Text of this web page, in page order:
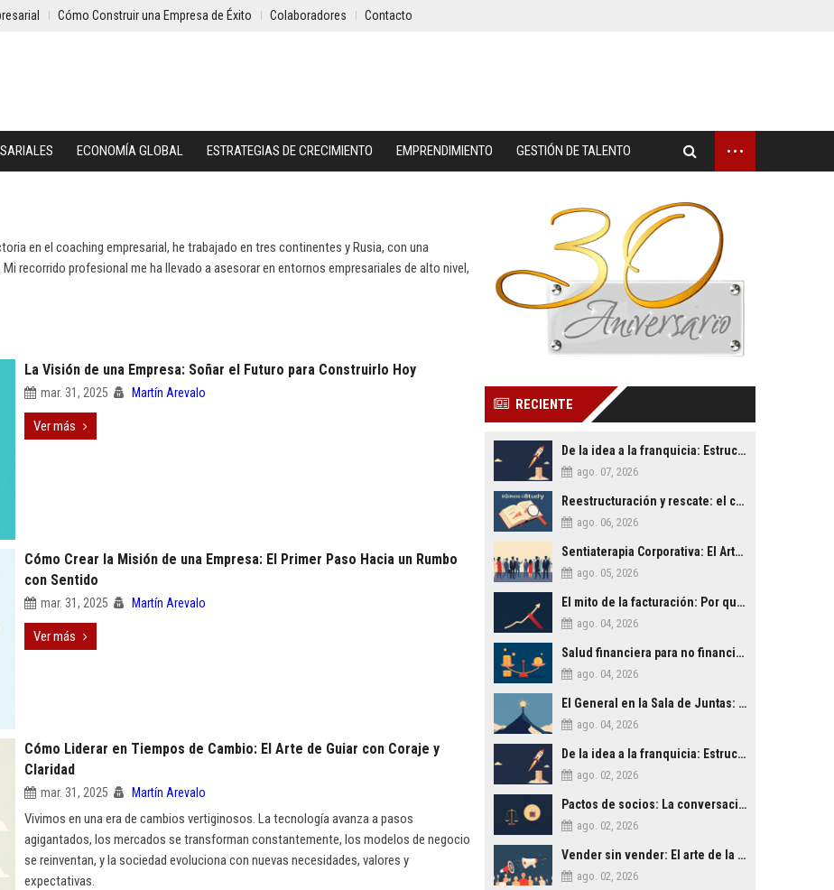
Cómo Construir una Empresa de Éxito Colaboradores Contacto
ECONOMÍA GLOBAL ESTRATEGIAS DE CRECIMIENTO EMPRENDIMIENTO GESTIÓN DE TALENTO ...
en el coaching empresarial, he trabajado en tres continentes y Rusia, con una
recorrido profesional me ha llevado a asesorar en entornos empresariales de alto nivel,
La Visión de una Empresa: Soñar el Futuro para Construirlo Hoy
mar. 31, 2025 Martín Arevalo
Ver más
Cómo Crear la Misión de una Empresa: El Primer Paso Hacia un Rumbo
con Sentido
mar. 31, 2025 Martín Arevalo
Ver más
Cómo Liderar en Tiempos de Cambio: El Arte de Guiar con Coraje y
Claridad
mar. 31, 2025 Martín Arevalo
Vivimos en una era de cambios vertiginosos. La tecnología avanza a pasos
agigantados, los mercados se transforman constantemente, los modelos de negocio
se reinventan, y la sociedad evoluciona con nuevas necesidades, valores y
expectativas.
RECIENTE
De la idea a la franquicia: Estructurando un modelo de negocio escalable
ago. 07, 2026
Reestructuración y rescate: el caso de una empresa familiar al borde del cierre
ago. 06, 2026
Sentiaterapia Corporativa: El Arte de Decidir con Inteligencia Emocional
ago. 05, 2026
El mito de la facturación: Por qué la rentabilidad es lo único que importa
ago. 04, 2026
Salud financiera para no financieros: Lo que tu contable no te explica
ago. 04, 2026
El General en la Sala de Juntas: Lecciones de Liderazgo Militar para la Empresa Civil
ago. 04, 2026
De la idea a la franquicia: Estructurando un modelo de negocio escalable
ago. 02, 2026
Pactos de socios: La conversación difícil que salva empresas
ago. 02, 2026
Vender sin vender: El arte de la persuasión ética en los negocios
ago. 02, 2026